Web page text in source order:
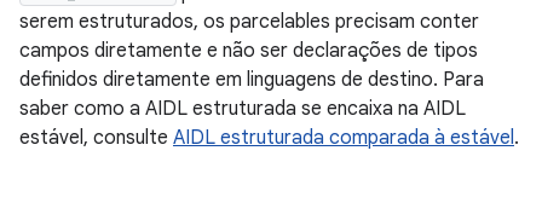
serem estruturados, os parcelables precisam conter
campos diretamente e não ser declarações de tipos
definidos diretamente em linguagens de destino. Para
saber como a AIDL estruturada se encaixa na AIDL
estável, consulte AIDL estruturada comparada à estável.